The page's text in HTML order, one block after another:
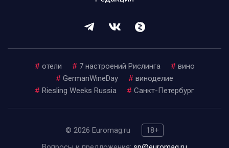
# отели # 7 настроений Рислинга # вино
# GermanWineDay # виноделие
# Riesling Weeks Russia # Санкт-Петербург
© 2026 Euromag.ru
18+